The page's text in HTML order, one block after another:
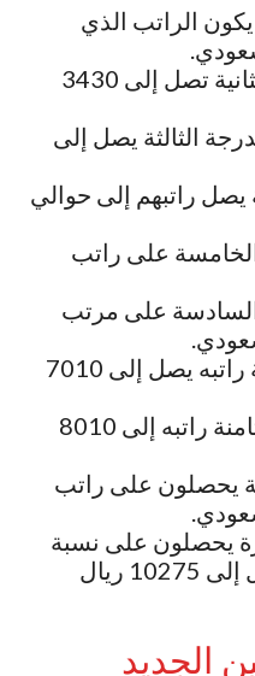
الراتب الذي
قيمة الراتب بالدرجة الثانية تصل إلى 3430
الثالثة يصل إلى
يصل راتبهم إلى حوالي
على راتب
على مرتب
موظف الدرجة السابعة راتبه يصل إلى 7010
يصل موظف الدرجة الثامنة راتبه إلى 8010
يحصلون على راتب
يحصلون على نسبة
عالية من المرتبات تصل إلى 10275 ريال
الجديد